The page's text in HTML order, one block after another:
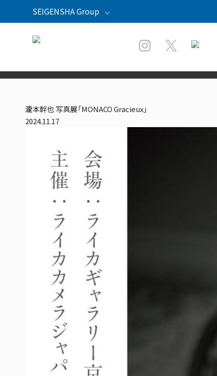
SEIGENSHA Group
青幻舎
青幻舎プロモーション 草紙堂 紫紅社
瀧本幹也 写真展「MONACO Gracieux」
2024.11.17